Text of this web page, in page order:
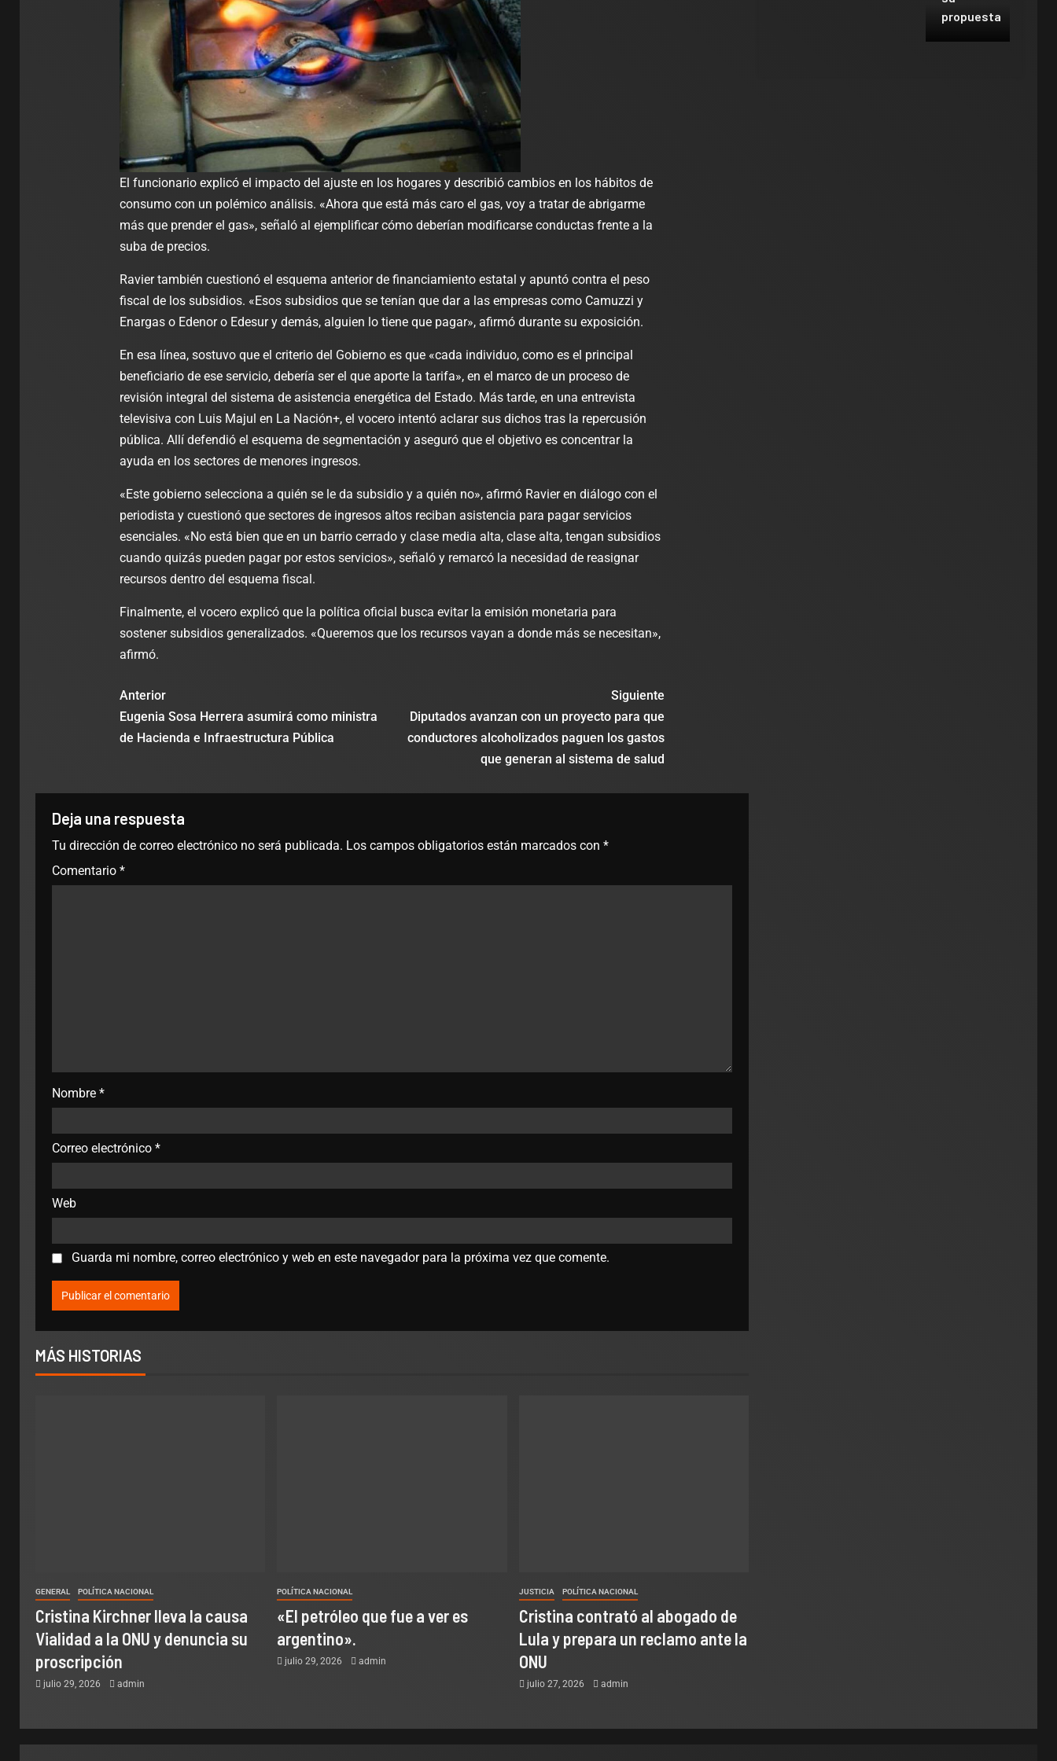
El funcionario explicó el impacto del ajuste en los hogares y describió cambios en los hábitos de
consumo con un polémico análisis. «Ahora que está más caro el gas, voy a tratar de abrigarme
más que prender el gas», señaló al ejemplificar cómo deberían modificarse conductas frente a la
suba de precios.
Ravier también cuestionó el esquema anterior de financiamiento estatal y apuntó contra el peso
fiscal de los subsidios. «Esos subsidios que se tenían que dar a las empresas como Camuzzi y
Enargas o Edenor o Edesur y demás, alguien lo tiene que pagar», afirmó durante su exposición.
En esa línea, sostuvo que el criterio del Gobierno es que «cada individuo, como es el principal
beneficiario de ese servicio, debería ser el que aporte la tarifa», en el marco de un proceso de
revisión integral del sistema de asistencia energética del Estado. Más tarde, en una entrevista
televisiva con Luis Majul en La Nación+, el vocero intentó aclarar sus dichos tras la repercusión
pública. Allí defendió el esquema de segmentación y aseguró que el objetivo es concentrar la
ayuda en los sectores de menores ingresos.
«Este gobierno selecciona a quién se le da subsidio y a quién no», afirmó Ravier en diálogo con el
periodista y cuestionó que sectores de ingresos altos reciban asistencia para pagar servicios
esenciales. «No está bien que en un barrio cerrado y clase media alta, clase alta, tengan subsidios
cuando quizás pueden pagar por estos servicios», señaló y remarcó la necesidad de reasignar
recursos dentro del esquema fiscal.
Finalmente, el vocero explicó que la política oficial busca evitar la emisión monetaria para
sostener subsidios generalizados. «Queremos que los recursos vayan a donde más se necesitan»,
afirmó.
Anterior
Eugenia Sosa Herrera asumirá como ministra
de Hacienda e Infraestructura Pública
Siguiente
Diputados avanzan con un proyecto para que
conductores alcoholizados paguen los gastos
que generan al sistema de salud
Deja una respuesta
Tu dirección de correo electrónico no será publicada. Los campos obligatorios están marcados con *
Comentario *
Nombre *
Correo electrónico *
Web
Guarda mi nombre, correo electrónico y web en este navegador para la próxima vez que comente.
MÁS HISTORIAS
GENERAL POLÍTICA NACIONAL
Cristina Kirchner lleva la causa
Vialidad a la ONU y denuncia su
proscripción
julio 29, 2026 admin
POLÍTICA NACIONAL
«El petróleo que fue a ver es
argentino».
julio 29, 2026 admin
JUSTICIA POLÍTICA NACIONAL
Cristina contrató al abogado de
Lula y prepara un reclamo ante la
ONU
julio 27, 2026 admin
admin junio 19, 2026
propuesta